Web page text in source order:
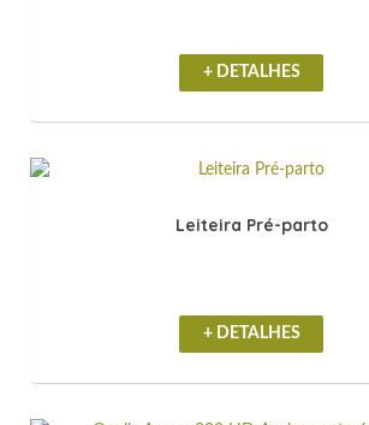
+ DETALHES
Leiteira Pré-parto
+ DETALHES